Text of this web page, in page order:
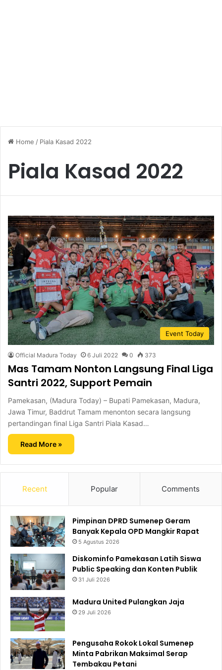
Home / Piala Kasad 2022
Piala Kasad 2022
Event Today
Official Madura Today 6 Juli 2022 0 373
Mas Tamam Nonton Langsung Final Liga
Santri 2022, Support Pemain
Pamekasan, (Madura Today) – Bupati Pamekasan, Madura,
Jawa Timur, Baddrut Tamam menonton secara langsung
pertandingan final Liga Santri Piala Kasad…
Read More »
Recent Popular Comments
Pimpinan DPRD Sumenep Geram
Banyak Kepala OPD Mangkir Rapat
5 Agustus 2026
Diskominfo Pamekasan Latih Siswa
Public Speaking dan Konten Publik
31 Juli 2026
Madura United Pulangkan Jaja
29 Juli 2026
Pengusaha Rokok Lokal Sumenep
Minta Pabrikan Maksimal Serap
Tembakau Petani